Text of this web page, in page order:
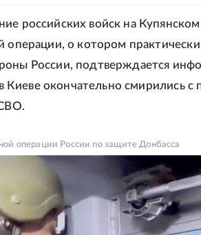
российских войск на
операции, о котором
России, подтверждается
Киеве окончательно смирились
операции России по защите Донбасса